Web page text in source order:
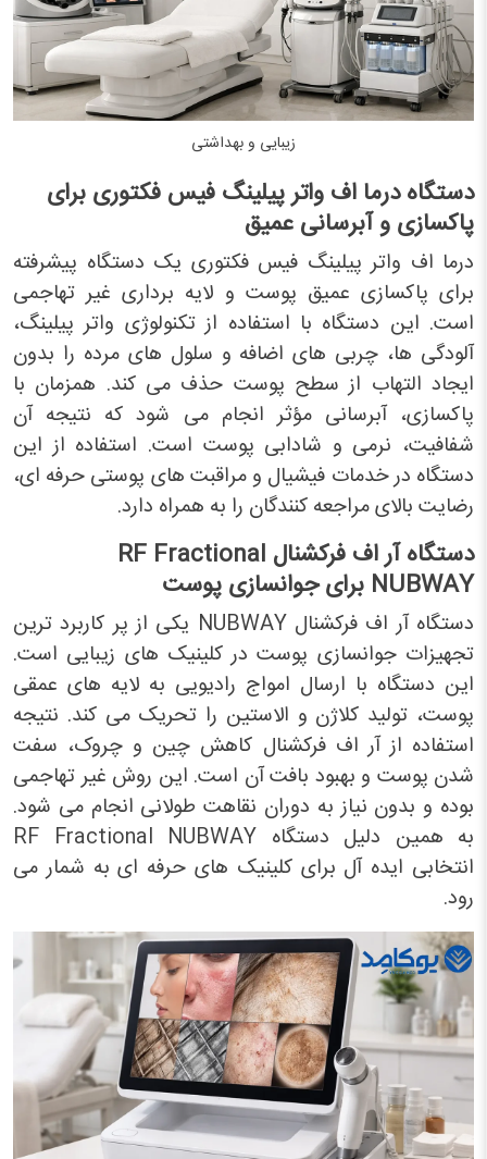
زیبایی و بهداشتی
دستگاه درما اف واتر پیلینگ فیس فکتوری برای
پاکسازی و آبرسانی عمیق
درما اف واتر پیلینگ فیس فکتوری یک دستگاه پیشرفته
برای پاکسازی عمیق پوست و لایه برداری غیر تهاجمی
است. این دستگاه با استفاده از تکنولوژی واتر پیلینگ،
آلودگی ها، چربی های اضافه و سلول های مرده را بدون
ایجاد التهاب از سطح پوست حذف می کند. همزمان با
پاکسازی، آبرسانی مؤثر انجام می شود که نتیجه آن
شفافیت، نرمی و شادابی پوست است. استفاده از این
دستگاه در خدمات فیشیال و مراقبت های پوستی حرفه ای،
رضایت بالای مراجعه کنندگان را به همراه دارد.
دستگاه آر اف فرکشنال RF Fractional
NUBWAY برای جوانسازی پوست
دستگاه آر اف فرکشنال NUBWAY یکی از پر کاربرد ترین
تجهیزات جوانسازی پوست در کلینیک های زیبایی است.
این دستگاه با ارسال امواج رادیویی به لایه های عمقی
پوست، تولید کلاژن و الاستین را تحریک می کند. نتیجه
استفاده از آر اف فرکشنال کاهش چین و چروک، سفت
شدن پوست و بهبود بافت آن است. این روش غیر تهاجمی
بوده و بدون نیاز به دوران نقاهت طولانی انجام می شود.
به همین دلیل دستگاه RF Fractional NUBWAY
انتخابی ایده آل برای کلینیک های حرفه ای به شمار می
رود.